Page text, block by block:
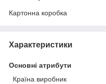
Картонна коробка
Характеристики
Основні атрибути
Країна виробник